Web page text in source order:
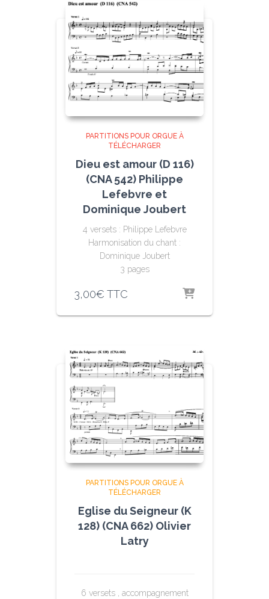
PARTITIONS POUR ORGUE À
TÉLÉCHARGER
Dieu est amour (D 116)
(CNA 542) Philippe
Lefebvre et
Dominique Joubert
4 versets : Philippe Lefebvre
Harmonisation du chant :
Dominique Joubert
3 pages
3,00€ TTC
PARTITIONS POUR ORGUE À
TÉLÉCHARGER
Eglise du Seigneur (K
128) (CNA 662) Olivier
Latry
6 versets , accompagnement